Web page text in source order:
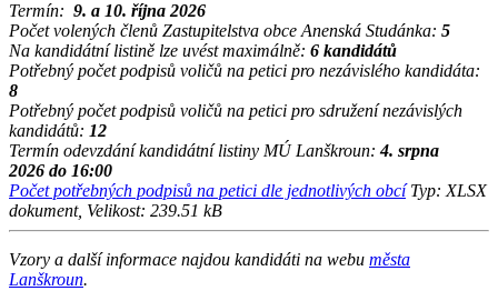
Termín: 9. a 10. října 2026
Počet volených členů Zastupitelstva obce Anenská Studánka: 5
Na kandidátní listině lze uvést maximálně: 6 kandidátů
Potřebný počet podpisů voličů na petici pro nezávislého kandidáta:
8
Potřebný počet podpisů voličů na petici pro sdružení nezávislých
kandidátů: 12
Termín odevzdání kandidátní listiny MÚ Lanškroun:4. srpna
2026 do 16:00
Počet potřebných podpisů na petici dle jednotlivých obcíTyp: XLSX
dokument, Velikost: 239.51 kB
Vzory a další informace najdou kandidáti na webu města
Lanškroun.